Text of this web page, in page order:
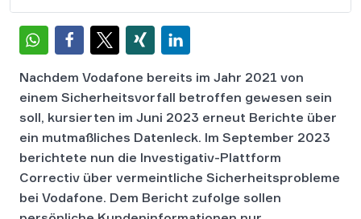
Nachdem Vodafone bereits im Jahr 2021 von
einem Sicherheitsvorfall betroffen gewesen sein
soll, kursierten im Juni 2023 erneut Berichte über
ein mutmaßliches Datenleck. Im September 2023
berichtete nun die Investigativ-Plattform
Correctiv über vermeintliche Sicherheitsprobleme
bei Vodafone. Dem Bericht zufolge sollen